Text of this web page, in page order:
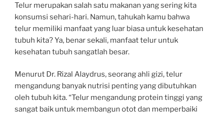
Telur merupakan salah satu makanan yang sering kita
konsumsi sehari-hari. Namun, tahukah kamu bahwa
telur memiliki manfaat yang luar biasa untuk kesehatan
tubuh kita? Ya, benar sekali, manfaat telur untuk
kesehatan tubuh sangatlah besar.
Menurut Dr. Rizal Alaydrus, seorang ahli gizi, telur
mengandung banyak nutrisi penting yang dibutuhkan
oleh tubuh kita. “Telur mengandung protein tinggi yang
sangat baik untuk membangun otot dan memperbaiki